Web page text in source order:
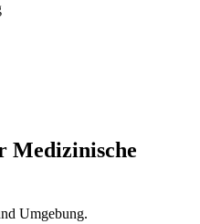
Medizinische
Umgebung.